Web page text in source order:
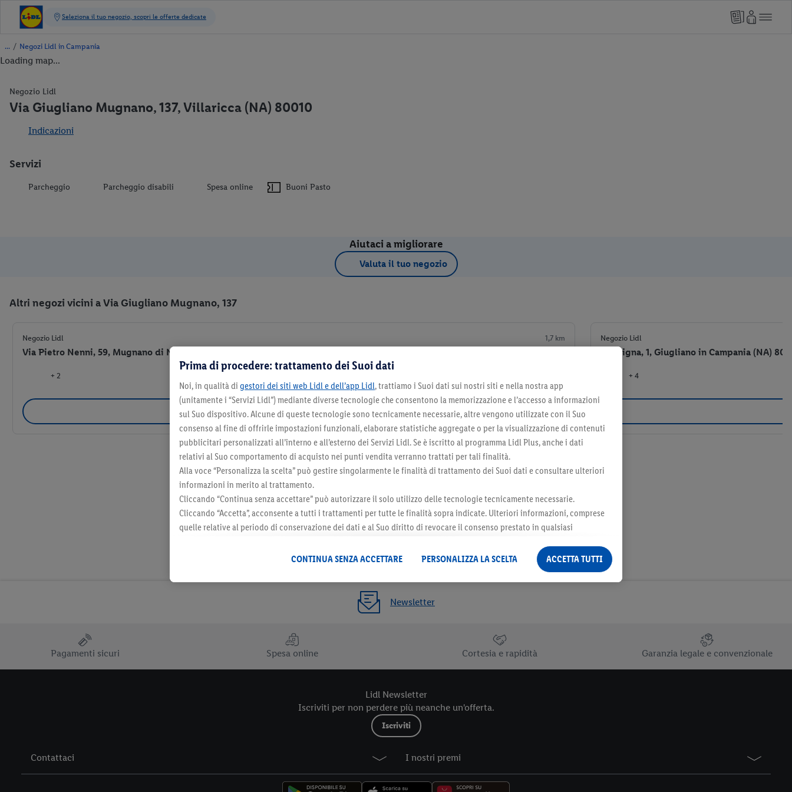
/ Negozi Lidl in Campania
Loading map...
Negozio Lidl
Via Giugliano Mugnano, 137, Villaricca (NA) 80010
Indicazioni
Servizi
Parcheggio Parcheggio disabili Spesa online Buoni Pasto
Aiutaci a migliorare
Valuta il tuo negozio
Altri negozi vicini a Via Giugliano Mugnano, 137
Negozio Lidl 1,7 km
Via Pietro Nenni, 59, Mugnano di Napoli (NA) 80018
+ 2
Seleziona come negozio preferito
Negozio Lidl
Via Pigna, 1, Giugliano in Campania (NA)
+ 4
Newsletter
Pagamenti sicuri Spesa online Cortesia e rapidità Garanzia legale e convenzionale
Lidl Newsletter
Iscriviti per non perdere più neanche un'offerta.
Iscriviti
Contattaci I nostri premi
Prima di procedere: trattamento dei Suoi dati
Noi, in qualità di gestori dei siti web Lidl e dell’app Lidl, trattiamo i Suoi dati sui nostri siti e nella nostra app
(unitamente i “Servizi Lidl”) mediante diverse tecnologie che consentono la memorizzazione e l’accesso a informazioni
sul Suo dispositivo. Alcune di queste tecnologie sono tecnicamente necessarie, altre vengono utilizzate con il Suo
consenso al fine di offrirle impostazioni funzionali, elaborare statistiche aggregate o per la visualizzazione di contenuti
pubblicitari personalizzati all’interno e all’esterno dei Servizi Lidl. Se è iscritto al programma Lidl Plus, anche i dati
relativi al Suo comportamento di acquisto nei punti vendita verranno trattati per tali finalità.
Alla voce “Personalizza la scelta” può gestire singolarmente le finalità di trattamento dei Suoi dati e consultare ulteriori
informazioni in merito al trattamento.
Cliccando “Continua senza accettare” può autorizzare il solo utilizzo delle tecnologie tecnicamente necessarie.
Cliccando “Accetta”, acconsente a tutti i trattamenti per tutte le finalità sopra indicate. Ulteriori informazioni, comprese
quelle relative al periodo di conservazione dei dati e al Suo diritto di revocare il consenso prestato in qualsiasi
CONTINUA SENZA ACCETTARE PERSONALIZZA LA SCELTA ACCETTA TUTTI